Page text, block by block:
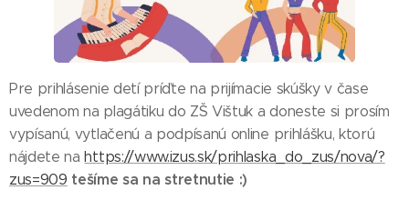
Pre prihlásenie detí príďte na prijímacie skúšky v čase
uvedenom na plagátiku do ZŠ Vištuk a doneste si prosím
vypísanú, vytlačenú a podpísanú online prihlášku, ktorú
nájdete nahttps://www.izus.sk/prihlaska_do_zus/nova/?
zus=909 tešíme sa na stretnutie :)